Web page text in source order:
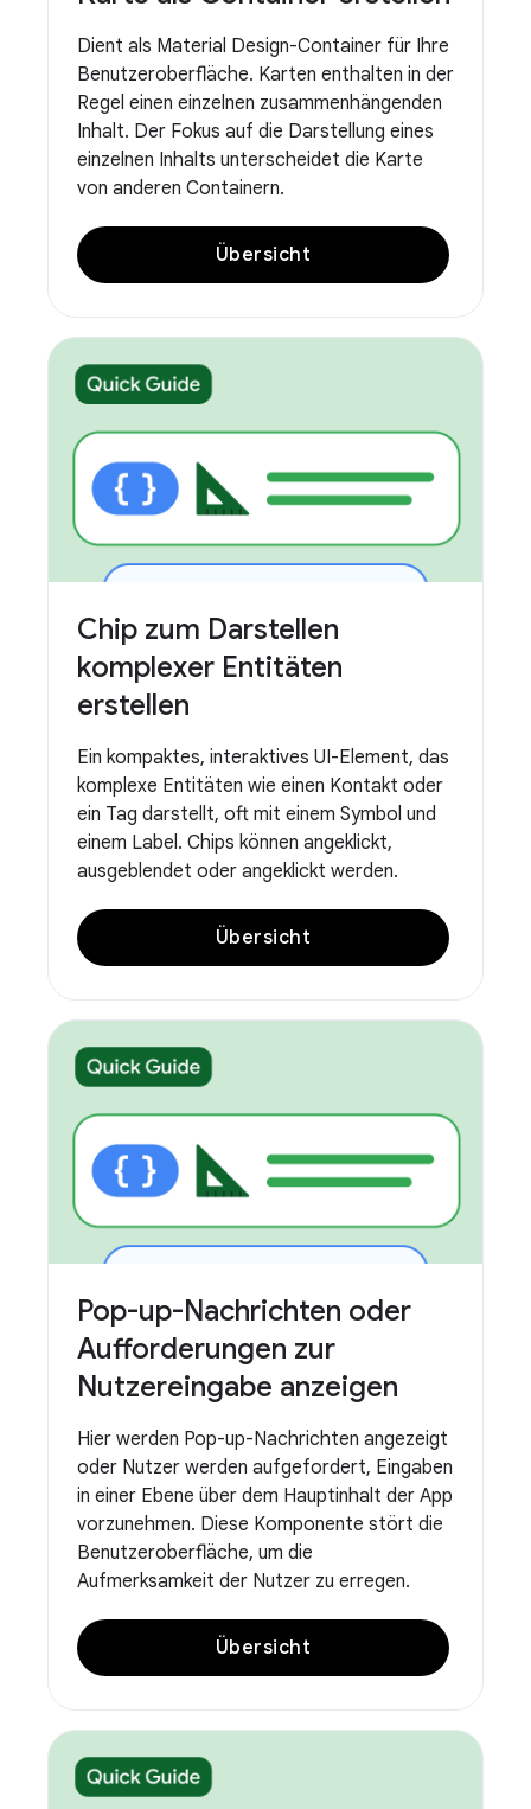
Dient als Material Design-Container für Ihre
Benutzeroberfläche. Karten enthalten in der
Regel einen einzelnen zusammenhängenden
Inhalt. Der Fokus auf die Darstellung eines
einzelnen Inhalts unterscheidet die Karte
von anderen Containern.
Übersicht
Chip zum Darstellen
komplexer Entitäten
erstellen
Ein kompaktes, interaktives UI-Element, das
komplexe Entitäten wie einen Kontakt oder
ein Tag darstellt, oft mit einem Symbol und
einem Label. Chips können angeklickt,
ausgeblendet oder angeklickt werden.
Übersicht
Pop-up-Nachrichten oder
Aufforderungen zur
Nutzereingabe anzeigen
Hier werden Pop-up-Nachrichten angezeigt
oder Nutzer werden aufgefordert, Eingaben
in einer Ebene über dem Hauptinhalt der App
vorzunehmen. Diese Komponente stört die
Benutzeroberfläche, um die
Aufmerksamkeit der Nutzer zu erregen.
Übersicht